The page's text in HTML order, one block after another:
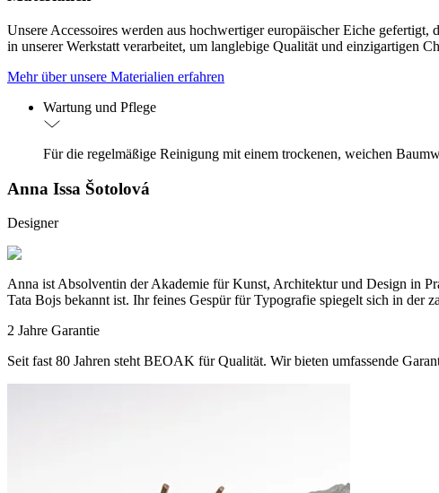
Unsere Accessoires werden aus hochwertiger europäischer Eiche
in unserer Werkstatt verarbeitet, um langlebige Qualität und einzigartigen
Mehr über unsere Materialien erfahren
Wartung und Pflege
Für die regelmäßige Reinigung mit einem trockenen, weichen
Anna Issa Šotolová
Designer
Anna ist Absolventin der Akademie für Kunst, Architektur und Design in
Tata Bojs bekannt ist. Ihr feines Gespür für Typografie spiegelt sich in der
2 Jahre Garantie
Seit fast 80 Jahren steht BEOAK für Qualität. Wir bieten umfassende